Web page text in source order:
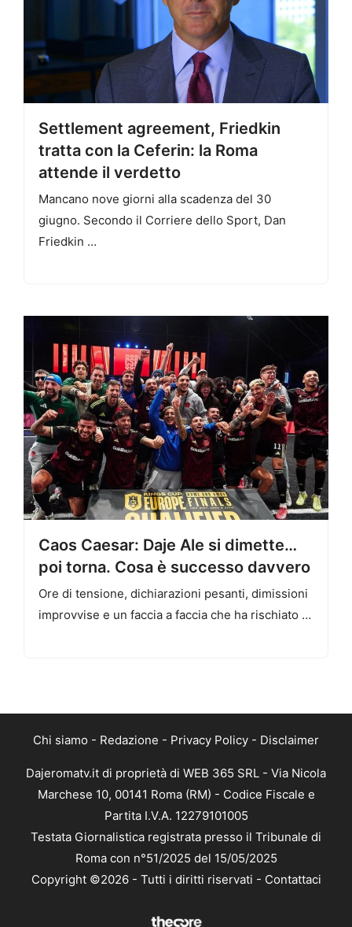
Settlement agreement, Friedkin
tratta con la Ceferin: la Roma
attende il verdetto
Mancano nove giorni alla scadenza del 30
giugno. Secondo il Corriere dello Sport, Dan
Friedkin …
Caos Caesar: Daje Ale si dimette…
poi torna. Cosa è successo davvero
Ore di tensione, dichiarazioni pesanti, dimissioni
improvvise e un faccia a faccia che ha rischiato …
Chi siamo - Redazione - Privacy Policy - Disclaimer
Dajeromatv.it di proprietà di WEB 365 SRL - Via Nicola
Marchese 10, 00141 Roma (RM) - Codice Fiscale e
Partita I.V.A. 12279101005
Testata Giornalistica registrata presso il Tribunale di
Roma con n°51/2025 del 15/05/2025
Copyright ©2026 - Tutti i diritti riservati - Contattaci